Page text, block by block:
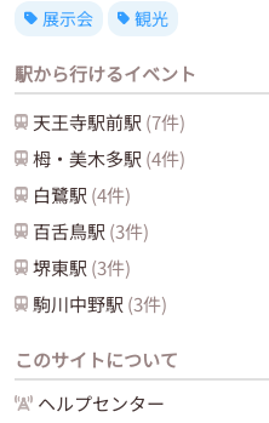
展示会
観光
駅から行けるイベント
天王寺駅前駅 (7件)
栂・美木多駅 (4件)
白鷺駅 (4件)
百舌鳥駅 (3件)
堺東駅 (3件)
駒川中野駅 (3件)
このサイトについて
ヘルプセンター